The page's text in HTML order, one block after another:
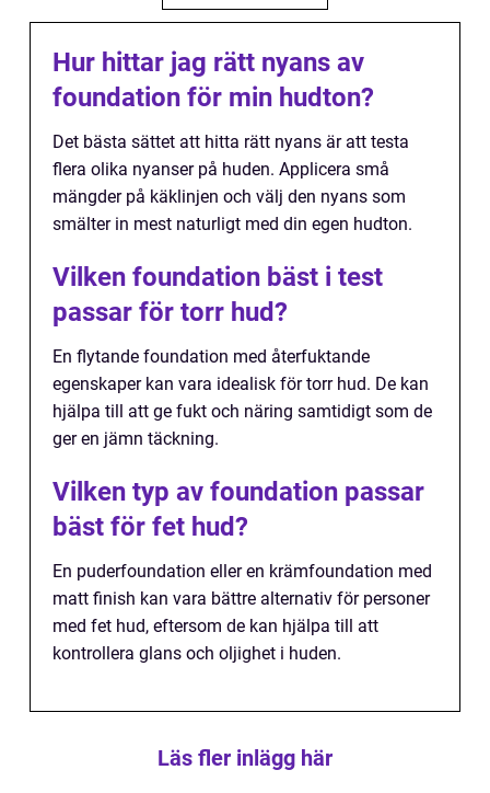
Hur hittar jag rätt nyans av
foundation för min hudton?
Det bästa sättet att hitta rätt nyans är att testa
flera olika nyanser på huden. Applicera små
mängder på käklinjen och välj den nyans som
smälter in mest naturligt med din egen hudton.
Vilken foundation bäst i test
passar för torr hud?
En flytande foundation med återfuktande
egenskaper kan vara idealisk för torr hud. De kan
hjälpa till att ge fukt och näring samtidigt som de
ger en jämn täckning.
Vilken typ av foundation passar
bäst för fet hud?
En puderfoundation eller en krämfoundation med
matt finish kan vara bättre alternativ för personer
med fet hud, eftersom de kan hjälpa till att
kontrollera glans och oljighet i huden.
Läs fler inlägg här